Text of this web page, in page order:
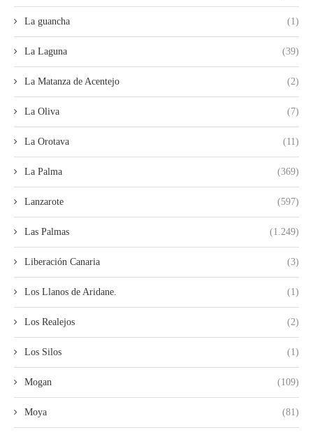
La guancha (1)
La Laguna (39)
La Matanza de Acentejo (2)
La Oliva (7)
La Orotava (11)
La Palma (369)
Lanzarote (597)
Las Palmas (1.249)
Liberación Canaria (3)
Los Llanos de Aridane. (1)
Los Realejos (2)
Los Silos (1)
Mogan (109)
Moya (81)